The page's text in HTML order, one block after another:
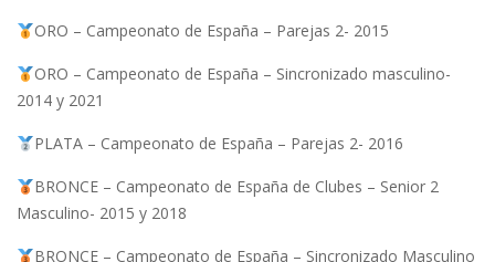
ORO – Campeonato de España – Parejas 2- 2015
ORO – Campeonato de España – Sincronizado masculino-
2014 y 2021
PLATA – Campeonato de España – Parejas 2- 2016
BRONCE – Campeonato de España de Clubes – Senior 2
Masculino- 2015 y 2018
BRONCE – Campeonato de España – Sincronizado Masculino